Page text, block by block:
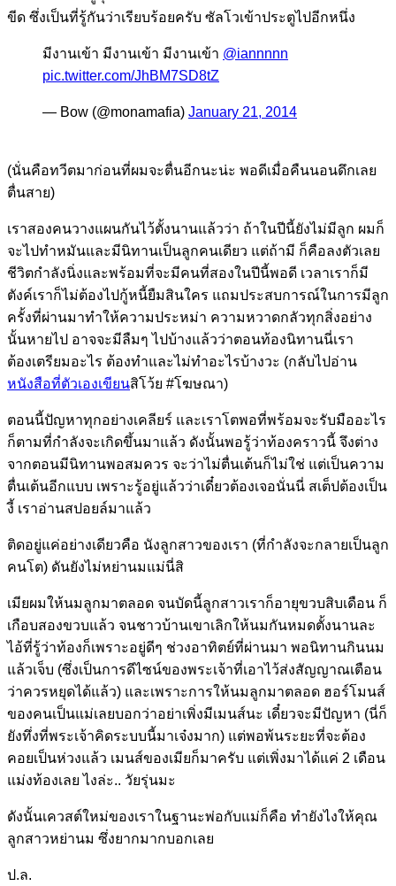
ขีด ซึ่งเป็นที่รู้กันว่าเรียบร้อยครับ ซัลโวเข้าประตูไปอีกหนึ่ง
มีงานเข้า มีงานเข้า มีงานเข้า @iannnnn
pic.twitter.com/JhBM7SD8tZ
— Bow (@monamafia) January 21, 2014
(นั่นคือทวีตมาก่อนที่ผมจะตื่นอีกนะน่ะ พอดีเมื่อคืนนอนดึกเลย
ตื่นสาย)
เราสองคนวางแผนกันไว้ตั้งนานแล้วว่า ถ้าในปีนี้ยังไม่มีลูก ผมก็
จะไปทำหมันและมีนิทานเป็นลูกคนเดียว แต่ถ้ามี ก็คือลงตัวเลย
ชีวิตกำลังนิ่งและพร้อมที่จะมีคนที่สองในปีนี้พอดี เวลาเราก็มี
ตังค์เราก็ไม่ต้องไปกู้หนี้ยืมสินใคร แถมประสบการณ์ในการมีลูก
ครั้งที่ผ่านมาทำให้ความประหม่า ความหวาดกลัวทุกสิ่งอย่าง
นั้นหายไป อาจจะมีลืมๆ ไปบ้างแล้วว่าตอนท้องนิทานนี่เรา
ต้องเตรียมอะไร ต้องทำและไม่ทำอะไรบ้างวะ (กลับไปอ่าน
หนังสือที่ตัวเองเขียนสิโว้ย #โฆษณา)
ตอนนี้ปัญหาทุกอย่างเคลียร์ และเราโตพอที่พร้อมจะรับมืออะไร
ก็ตามที่กำลังจะเกิดขึ้นมาแล้ว ดังนั้นพอรู้ว่าท้องคราวนี้ จึงต่าง
จากตอนมีนิทานพอสมควร จะว่าไม่ตื่นเต้นก็ไม่ใช่ แต่เป็นความ
ตื่นเต้นอีกแบบ เพราะรู้อยู่แล้วว่าเดี๋ยวต้องเจอนั่นนี่ สเต็ปต้องเป็น
งี้ เราอ่านสปอยล์มาแล้ว
ติดอยู่แค่อย่างเดียวคือ นังลูกสาวของเรา (ที่กำลังจะกลายเป็นลูก
คนโต) ดันยังไม่หย่านมแม่นี่สิ
เมียผมให้นมลูกมาตลอด จนบัดนี้ลูกสาวเราก็อายุขวบสิบเดือน ก็
เกือบสองขวบแล้ว จนชาวบ้านเขาเลิกให้นมกันหมดตั้งนานละ
ไอ้ที่รู้ว่าท้องก็เพราะอยู่ดีๆ ช่วงอาทิตย์ที่ผ่านมา พอนิทานกินนม
แล้วเจ็บ (ซึ่งเป็นการดีไซน์ของพระเจ้าที่เอาไว้ส่งสัญญาณเตือน
ว่าควรหยุดได้แล้ว) และเพราะการให้นมลูกมาตลอด ฮอร์โมนส์
ของคนเป็นแม่เลยบอกว่าอย่าเพิ่งมีเมนส์นะ เดี๋ยวจะมีปัญหา (นี่ก็
ยังทึ่งที่พระเจ้าคิดระบบนี้มาเจ๋งมาก) แต่พอพ้นระยะที่จะต้อง
คอยเป็นห่วงแล้ว เมนส์ของเมียก็มาครับ แต่เพิ่งมาได้แค่ 2 เดือน
แม่งท้องเลย ไงล่ะ.. วัยรุ่นมะ
ดังนั้นเควสต์ใหม่ของเราในฐานะพ่อกับแม่ก็คือ ทำยังไงให้คุณ
ลูกสาวหย่านม ซึ่งยากมากบอกเลย
ป.ล.